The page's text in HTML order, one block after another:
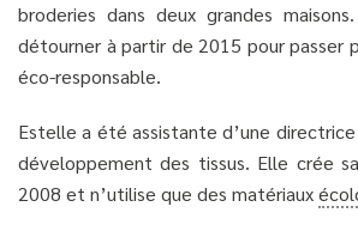
broderies dans deux grandes
détourner à partir de 2015 pour passer
éco-responsable.
Estelle a été assistante d’une
développement des tissus. Elle crée
2008 et n’utilise que des matériaux